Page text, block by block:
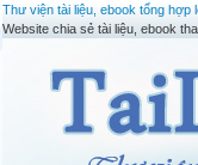
Thư viện tài liệu, ebook tổng hợp
Website chia sẻ tài liệu, ebook